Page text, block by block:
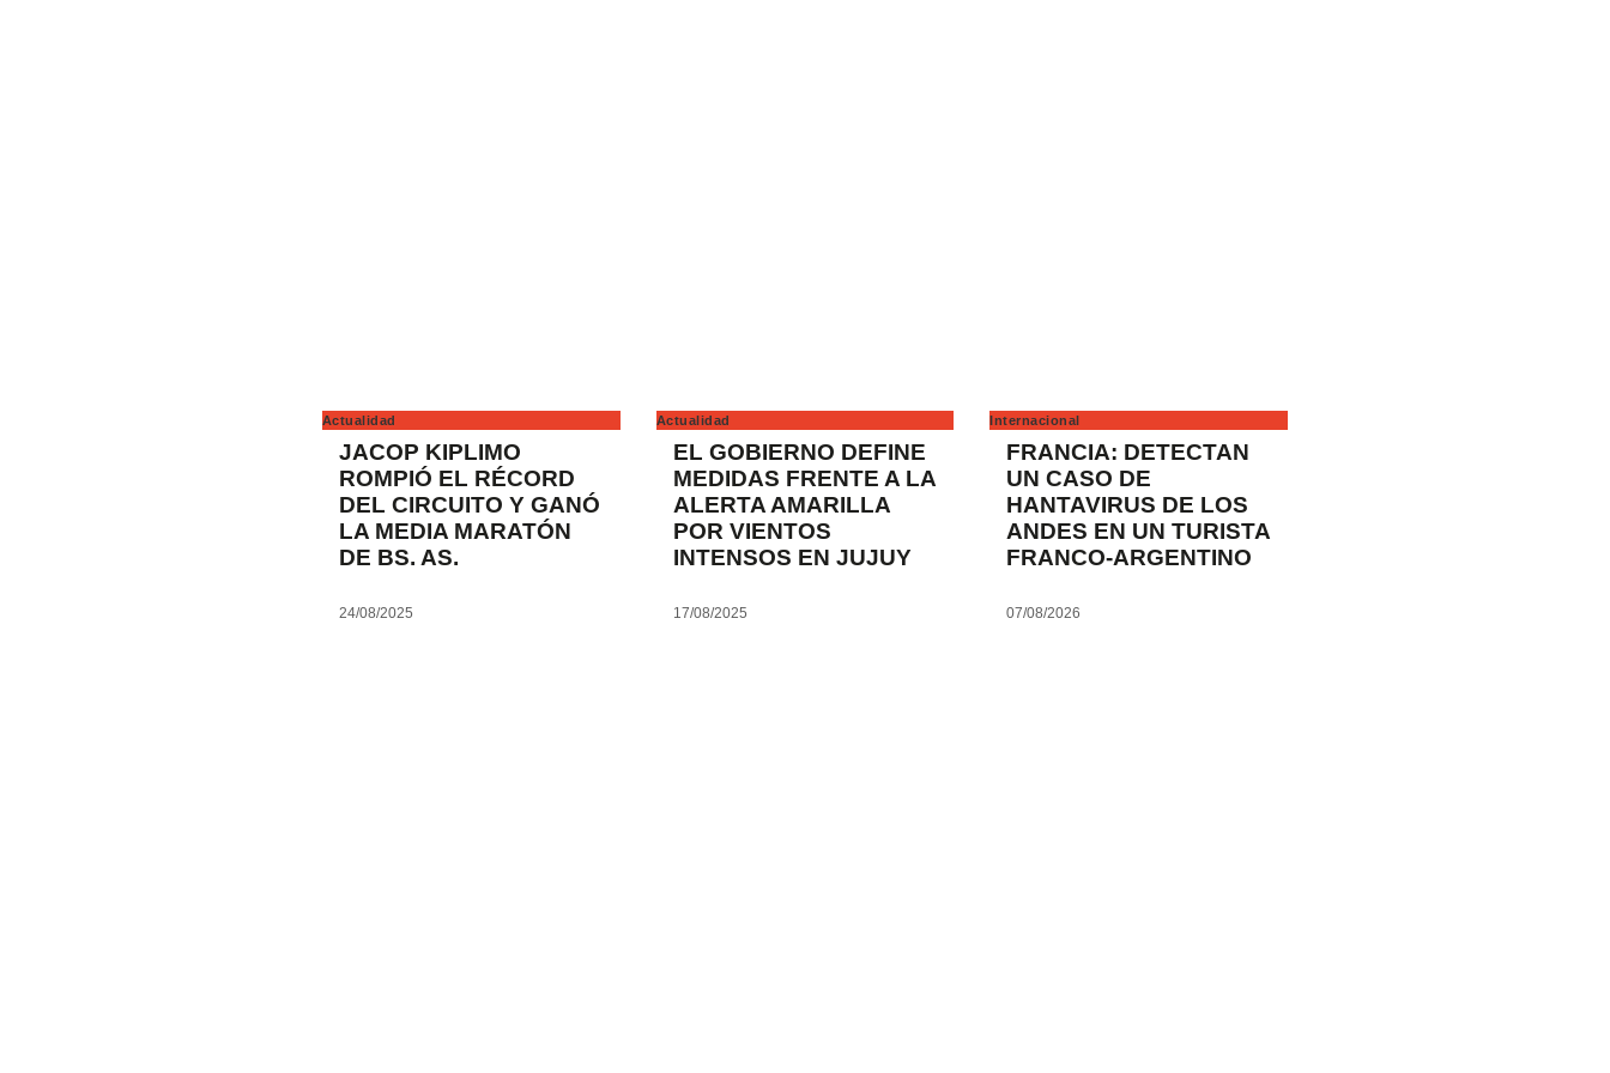
Actualidad
JACOP KIPLIMO
ROMPIÓ EL RÉCORD
DEL CIRCUITO Y GANÓ
LA MEDIA MARATÓN
DE BS. AS.
24/08/2025
Actualidad
EL GOBIERNO DEFINE
MEDIDAS FRENTE A LA
ALERTA AMARILLA
POR VIENTOS
INTENSOS EN JUJUY
17/08/2025
Internacional
FRANCIA: DETECTAN
UN CASO DE
HANTAVIRUS DE LOS
ANDES EN UN TURISTA
FRANCO-ARGENTINO
07/08/2026